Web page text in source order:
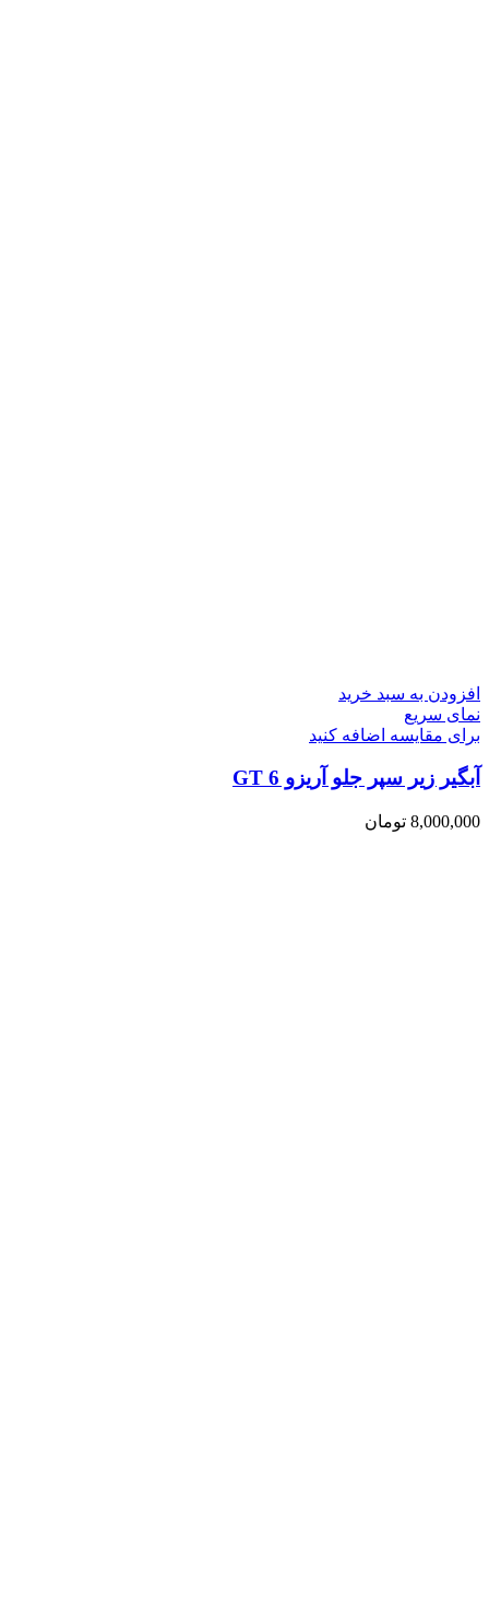
افزودن به سبد خرید
نمای سریع
برای مقایسه اضافه کنید
آبگیر زیر سپر جلو آریزو 6 GT
8,000,000 تومان